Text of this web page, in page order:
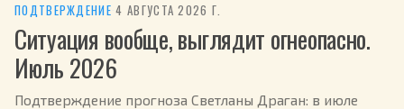
ПОДТВЕРЖДЕНИЕ ·4 АВГУСТА 2026 Г.
Ситуация вообще, выглядит огнеопасно.
Июль 2026
Подтверждение прогноза Светланы Драган: в июле